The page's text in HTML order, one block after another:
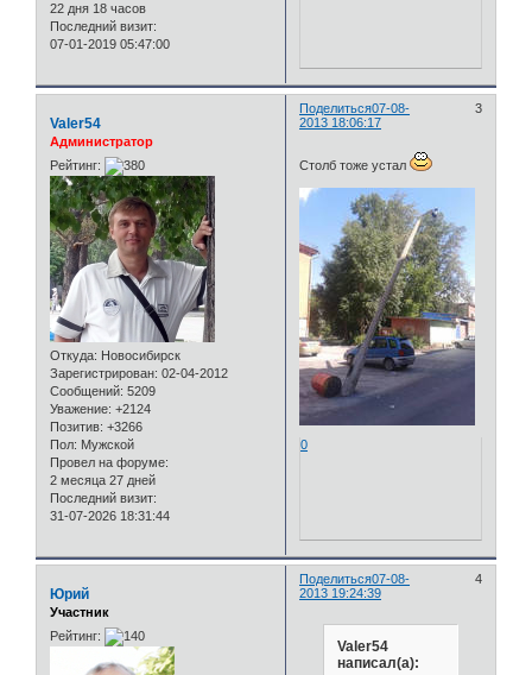
22 дня 18 часов
Последний визит:
07-01-2019 05:47:00
Поделиться 3
07-08-
2013 18:06:17
Valer54
Администратор
Рейтинг:
Откуда: Новосибирск
Зарегистрирован: 02-04-2012
Сообщений: 5209
Уважение: +2124
Позитив: +3266
Пол: Мужской
Провел на форуме:
2 месяца 27 дней
Последний визит:
31-07-2026 18:31:44
Столб тоже устал
0
Поделиться 4
07-08-
2013 19:24:39
Юрий
Участник
Рейтинг:
Valer54
написал(а):